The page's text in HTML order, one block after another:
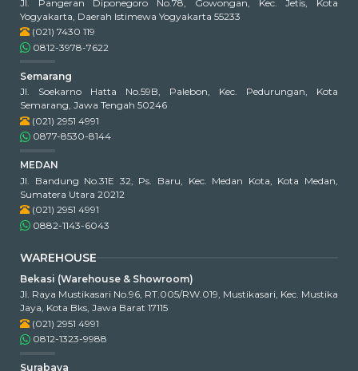
Jl. Pangeran Diponegoro No.78, Gowongan, Kec. Jetis, Kota
Yogyakarta, Daerah Istimewa Yogyakarta 55233
(021) 7430 119
0812-3978-7622
Semarang
Jl. Soekarno Hatta No.59B, Palebon, Kec. Pedurungan, Kota
Semarang, Jawa Tengah 50246
(021) 2951 4991
0877-8530-8144
MEDAN
Jl. Bandung No.31E 32, Ps. Baru, Kec. Medan Kota, Kota Medan,
Sumatera Utara 20212
(021) 2951 4991
0882-1143-6043
WAREHOUSE
Bekasi (Warehouse & Showroom)
Jl. Raya Mustikasari No.96, RT.005/RW.019, Mustikasari, Kec. Mustika
Jaya, Kota Bks, Jawa Barat 17115
(021) 2951 4991
0812-1323-9988
Surabaya